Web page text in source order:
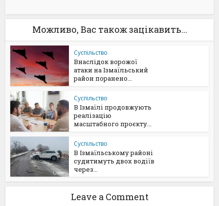
Можливо, Вас також зацікавить...
Суспільство
Внаслідок ворожої
атаки на Ізмаїльський
район поранено...
Суспільство
В Ізмаїлі продовжують
реалізацію
масштабного проєкту...
Суспільство
В Ізмаїльському районі
судитимуть двох водіїв
через...
Leave a Comment